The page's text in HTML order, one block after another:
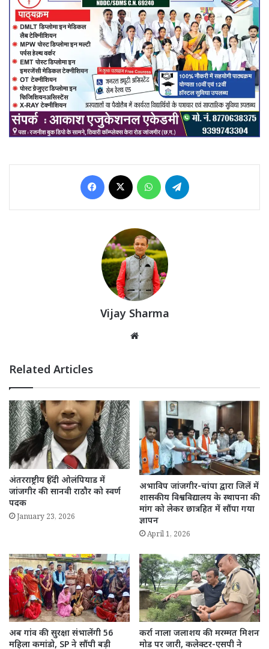
Facebook WhatsApp
Vijay Sharma
Related Articles
अंतरराष्ट्रीय हिंदी ओलंपियाड में
जांजगीर की सानवी राठौर को स्वर्ण
पदक
January 23, 2026
अभाविप जांजगीर-चांपा द्वारा जिलें में
शासकीय विश्वविद्यालय के स्थापना की
मांग को लेकर छात्रहित में सौंपा गया
ज्ञापन
April 1, 2026
अब गांव की सुरक्षा संभालेंगी 56
महिला कमांडो, SP ने सौंपी बड़ी
कर्रा नाला जलाशय की मरम्मत मिशन
मोड पर जारी, कलेक्टर-एसपी ने